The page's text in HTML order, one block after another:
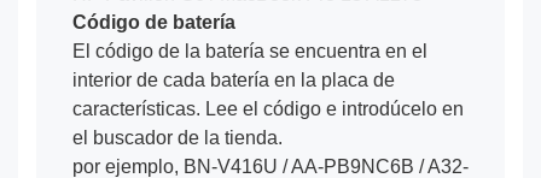
Código de batería
El código de la batería se encuentra en el
interior de cada batería en la placa de
características. Lee el código e introdúcelo en
el buscador de la tienda.
por ejemplo, BN-V416U / AA-PB9NC6B / A32-